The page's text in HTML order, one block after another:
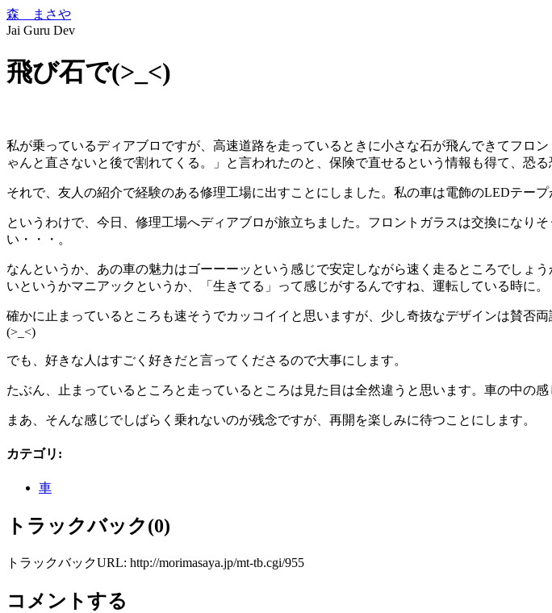
森 まさや
Jai Guru Dev
飛び石で(>_<)
私が乗っているディアブロですが、高速道路を走っているときに小さな石が飛んできてフロ
ゃんと直さないと後で割れてくる。」と言われたのと、保険で直せるという情報も得て、恐
それで、友人の紹介で経験のある修理工場に出すことにしました。私の車は電飾のLEDテー
というわけで、今日、修理工場へディアブロが旅立ちました。フロントガラスは交換になり
い・・・。
なんというか、あの車の魅力はゴーーーッという感じで安定しながら速く走るところでしょ
いというかマニアックというか、「生きてる」って感じがするんですね、運転している時に。
確かに止まっているところも速そうでカッコイイと思いますが、少し奇抜なデザインは賛否
(>_<)
でも、好きな人はすごく好きだと言ってくださるので大事にします。
たぶん、止まっているところと走っているところは見た目は全然違うと思います。車の中の感
まあ、そんな感じでしばらく乗れないのが残念ですが、再開を楽しみに待つことにします。
カテゴリ :
車
トラックバック(0)
トラックバックURL: http://morimasaya.jp/mt-tb.cgi/955
コメントする